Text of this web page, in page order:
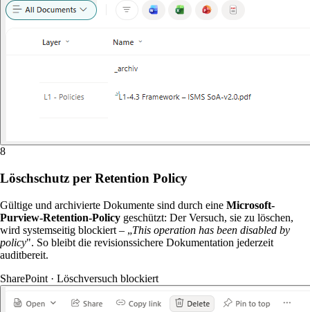
8
Löschschutz per Retention Policy
Gültige und archivierte Dokumente sind durch eine Microsoft-
Purview-Retention-Policy geschützt: Der Versuch, sie zu löschen,
wird systemseitig blockiert – „This operation has been disabled by
policy". So bleibt die revisionssichere Dokumentation jederzeit
auditbereit.
SharePoint · Löschversuch blockiert